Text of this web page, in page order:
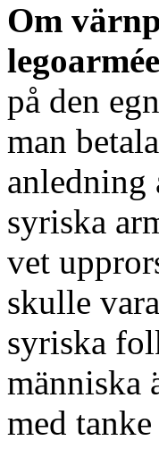
Om
på den
man
anledning
syriska
vet
skulle
syriska
människa
med